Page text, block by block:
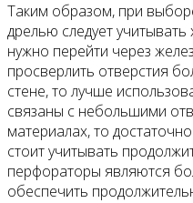
Таким образом, при
дрелью следует
нужно перейти через
просверлить отверстия
стене, то лучше
связаны с небольшими
материалах, то
стоит учитывать
перфораторы являются
обеспечить